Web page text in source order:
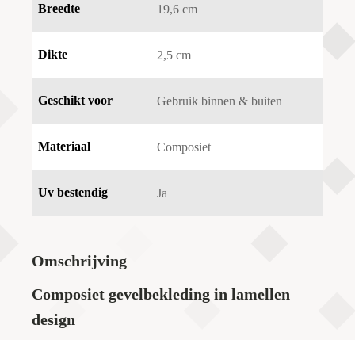
Breedte 19,6 cm
Dikte 2,5 cm
Geschikt voor Gebruik binnen & buiten
Materiaal Composiet
Uv bestendig Ja
Omschrijving
Composiet gevelbekleding in lamellen
design